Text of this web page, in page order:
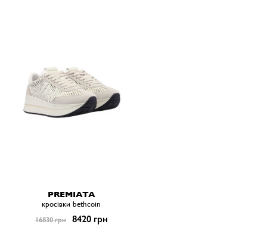
PREMIATA
кросівки bethcoin
16830 грн 8420 грн